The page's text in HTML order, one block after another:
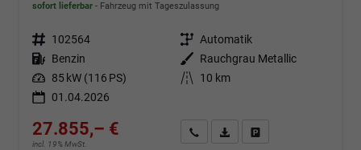
sofort lieferbar Fahrzeug mit Tageszulassung
Fahrzeugnr. 102564 Getriebe Automatik
Kraftstoff Benzin Außenfarbe
Rauchgrau Metallic
Leistung 85 kW (116 PS) Kilometerstand
10 km
01.04.2026
27.855,– €
incl. 19% MwSt.
Angebot anfordern
Fahrzeugexpose (PDF)